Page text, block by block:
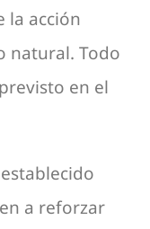
la acción
natural. Todo
en el
a reforzar